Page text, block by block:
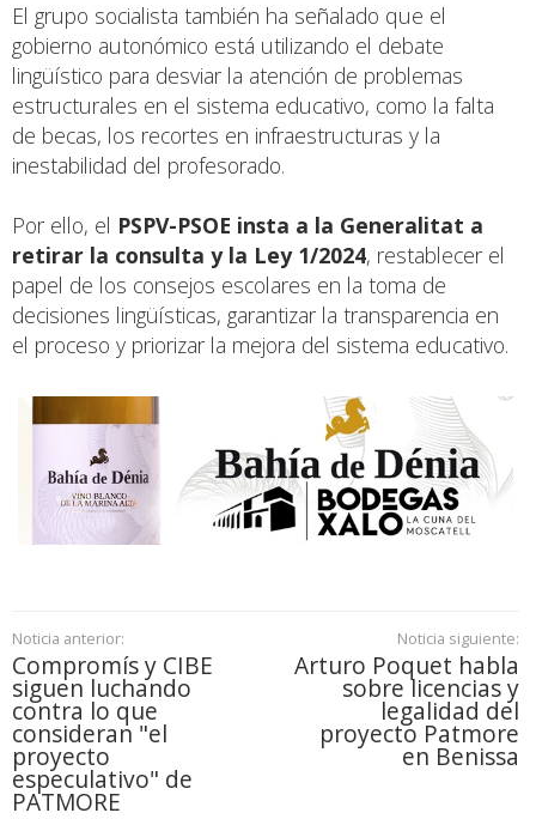
El grupo socialista también ha señalado que el
gobierno autonómico está utilizando el debate
lingüístico para desviar la atención de problemas
estructurales en el sistema educativo, como la falta
de becas, los recortes en infraestructuras y la
inestabilidad del profesorado.
Por ello, el PSPV-PSOE insta a la Generalitat a
retirar la consulta y la Ley 1/2024, restablecer el
papel de los consejos escolares en la toma de
decisiones lingüísticas, garantizar la transparencia en
el proceso y priorizar la mejora del sistema educativo.
Noticia anterior:
Compromís y CIBE
siguen luchando
contra lo que
consideran "el
proyecto
especulativo" de
PATMORE
Noticia siguiente:
Arturo Poquet habla
sobre licencias y
legalidad del
proyecto Patmore
en Benissa